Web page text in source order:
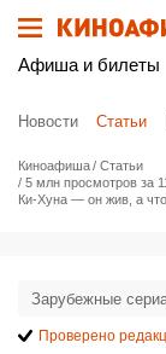
Афиша и билеты
Новости Статьи
Киноафиша
Статьи
5 млн просмотров за
Ки-Хуна — он жив, а
Зарубежные
Проверено